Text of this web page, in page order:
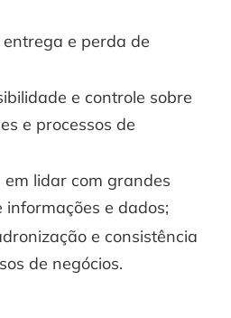
de Documentos Físicos
e perda de
e controle sobre
e processos de
em lidar com grandes
informações e dados;
e consistência
de negócios.